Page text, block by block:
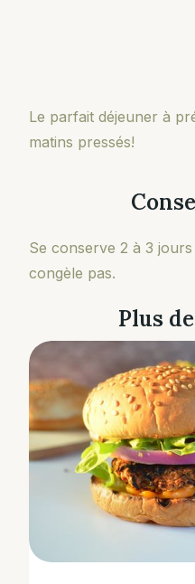
Le parfait déjeuner à
matins pressés!
Se conserve 2 à 3
congèle pas.
Plus